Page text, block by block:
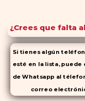
¿Crees que falta
Si tienes algún
esté en la lista,
de Whatsapp al
correo